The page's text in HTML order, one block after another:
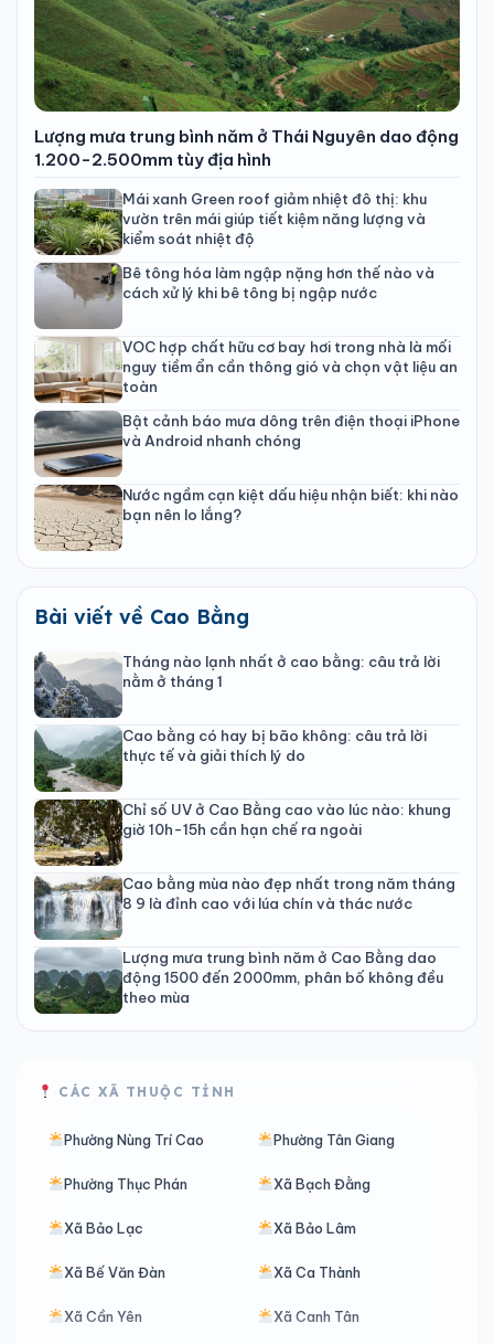
Lượng mưa trung bình năm ở Thái Nguyên dao động
1.200-2.500mm tùy địa hình
Mái xanh Green roof giảm nhiệt đô thị: khu
vườn trên mái giúp tiết kiệm năng lượng và
kiểm soát nhiệt độ
Bê tông hóa làm ngập nặng hơn thế nào và
cách xử lý khi bê tông bị ngập nước
VOC hợp chất hữu cơ bay hơi trong nhà là mối
nguy tiềm ẩn cần thông gió và chọn vật liệu an
toàn
Bật cảnh báo mưa dông trên điện thoại iPhone
và Android nhanh chóng
Nước ngầm cạn kiệt dấu hiệu nhận biết: khi nào
bạn nên lo lắng?
Bài viết về Cao Bằng
Tháng nào lạnh nhất ở cao bằng: câu trả lời
nằm ở tháng 1
Cao bằng có hay bị bão không: câu trả lời
thực tế và giải thích lý do
Chỉ số UV ở Cao Bằng cao vào lúc nào: khung
giờ 10h-15h cần hạn chế ra ngoài
Cao bằng mùa nào đẹp nhất trong năm tháng
8 9 là đỉnh cao với lúa chín và thác nước
Lượng mưa trung bình năm ở Cao Bằng dao
động 1500 đến 2000mm, phân bố không đều
theo mùa
CÁC XÃ THUỘC TỈNH
Phường Nùng Trí Cao Phường Tân Giang
Phường Thục Phán Xã Bạch Đằng
Xã Bảo Lạc Xã Bảo Lâm
Xã Bế Văn Đàn Xã Ca Thành
Xã Cần Yên Xã Canh Tân